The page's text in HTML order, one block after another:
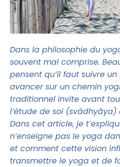
Dans la philosophie du
souvent mal comprise.
pensent qu’il faut suivre
avancer sur un chemin
traditionnel invite avant
l’étude de soi
Dans cet article, je
n’enseigne pas le yoga
et comment cette vision
transmettre le yoga et de